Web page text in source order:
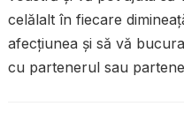
celălalt în fiecare
afecțiunea și să vă
cu partenerul sau